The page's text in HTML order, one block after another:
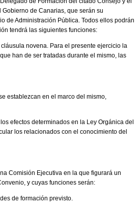
de Canarias, que serán su
de Administración Pública. Todos ellos podrán
tendrá las siguientes funciones:
novena. Para el presente ejercicio la
han de ser tratadas durante el mismo, las
establezcan en el marco del mismo,
efectos determinados en la Ley Orgánica del
los relacionados con el conocimiento del
Comisión Ejecutiva en la que figurará un
y cuyas funciones serán:
de formación previsto.